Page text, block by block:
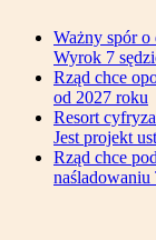
Ważny spór o
Wyrok 7
Rząd chce
od 2027 roku
Resort
Jest projekt
Rząd chce
naśladowaniu